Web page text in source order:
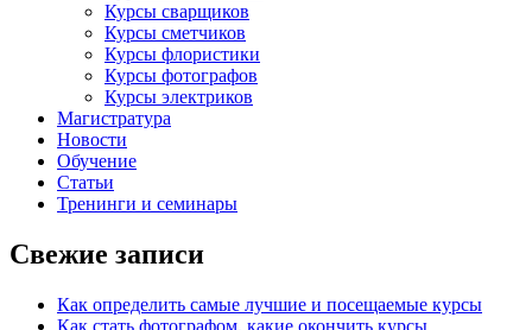
Курсы сварщиков
Курсы сметчиков
Курсы флористики
Курсы фотографов
Курсы электриков
Магистратура
Новости
Обучение
Статьи
Тренинги и семинары
Свежие записи
Как определить самые лучшие и посещаемые курсы
Как стать фотографом, какие окончить курсы